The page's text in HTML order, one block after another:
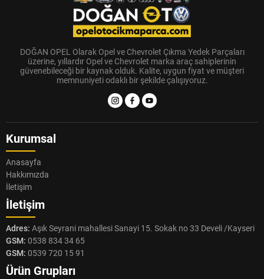
DOĞAN OPEL Olarak Opel ve Chevrolet Çıkma Yedek Parçaları
üzerine, yıllardır Opel ve Chevrolet marka araç sahiplerinin
güvenebileceği bir kaynak olduk. Kalite, uygun fiyat ve müşteri
memnuniyeti odaklı bir şekilde çalışıyoruz.
Kurumsal
Anasayfa
Hakkımızda
İletişim
İletişim
Adres: Aşık Seyrani mahallesi Sanayi 15. Sokak no 33 Develi /Kayseri
GSM: 0538 834 34 65
GSM: 0539 720 15 91
Ürün Grupları